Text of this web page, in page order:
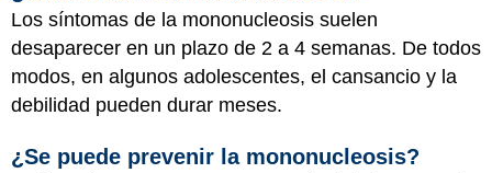
Los síntomas de la mononucleosis suelen
desaparecer en un plazo de 2 a 4 semanas. De todos
modos, en algunos adolescentes, el cansancio y la
debilidad pueden durar meses.
¿Se puede prevenir la mononucleosis?